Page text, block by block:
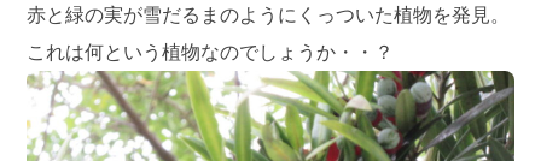
赤と緑の実が雪だるまのようにくっついた植物を発見。
これは何という植物なのでしょうか・・？